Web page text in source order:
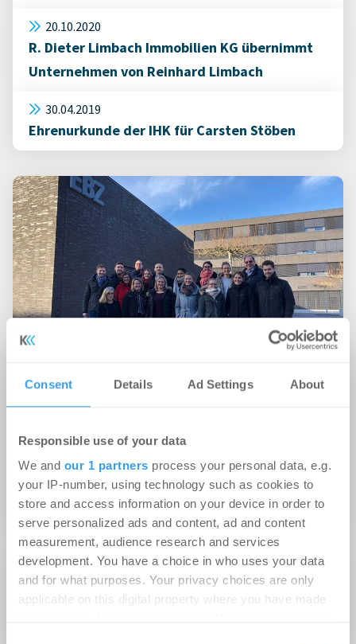
Consent Details Ad Settings About
Responsible use of your data
We and our 1 partners process your personal data, e.g.
your IP-number, using technology such as cookies to
store and access information on your device in order to
serve personalized ads and content, ad and content
measurement, audience research and services
development. You have a choice in who uses your data
and for what purposes. Your privacy choices are only
applicable on this digital property where you have made
20.10.2020
R. Dieter Limbach Immobilien KG übernimmt
Unternehmen von Reinhard Limbach
30.04.2019
Ehrenurkunde der IHK für Carsten Stöben
YouPM entwickelten gemeinsam
Bildungsangebot für das Property
Management
Property Management
15.06.2015
Qualifizierung zum Immobilienmakler IHK